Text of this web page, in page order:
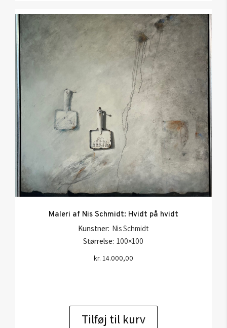
Maleri af Nis Schmidt: Hvidt på hvidt
Kunstner: Nis Schmidt
Størrelse: 100×100
kr. 14.000,00
Tilføj til kurv